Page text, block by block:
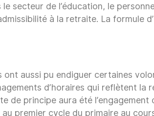
secteur de l’éducation, le
à la retraite. La formule
aussi pu endiguer certaines
d’horaires qui reflètent la
de principe aura été l’engagement
premier cycle du primaire au